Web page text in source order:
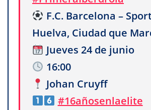
F.C. Barcelona –
Huelva, Ciudad que
Jueves 24 de junio
16:00
Johan Cruyff
#16añosenlaelite